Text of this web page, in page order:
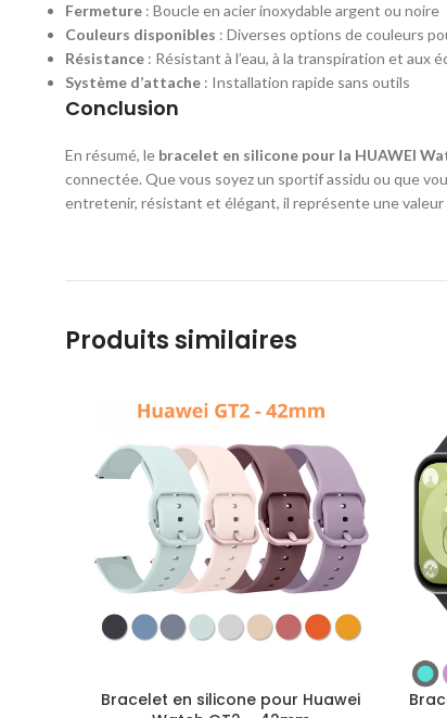
Fermeture : Boucle en acier inoxydable argent ou noire
Couleurs disponibles : Diverses options de couleurs
Résistance : Résistant à l’eau, à la transpiration et aux
Système d’attache : Installation rapide sans outils
Conclusion
En résumé, le bracelet en silicone pour la HUAWEI
connectée. Que vous soyez un sportif assidu ou que
entretenir, résistant et élégant, il représente une
Produits similaires
Bracelet en silicone pour Huawei